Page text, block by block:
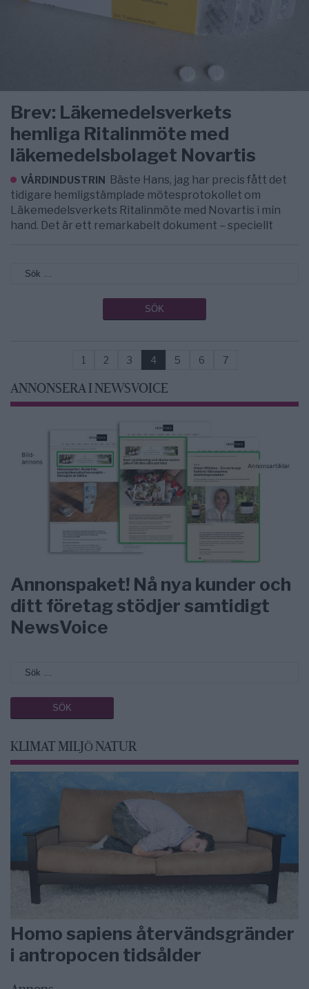
Brev: Läkemedelsverkets
hemliga Ritalinmöte med
läkemedelsbolaget Novartis
VÅRDINDUSTRIN Bäste Hans, jag har precis fått det
tidigare hemligstämplade mötesprotokollet om
Läkemedelsverkets Ritalinmöte med Novartis i min
hand. Det är ett remarkabelt dokument – speciellt
1 2 3 4 5 6 7
ANNONSERA I NEWSVOICE
Annonspaket! Nå nya kunder och
ditt företag stödjer samtidigt
NewsVoice
KLIMAT MILJÖ NATUR
Homo sapiens återvändsgränder
i antropocen tidsålder